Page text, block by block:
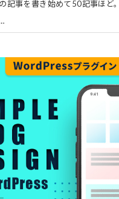
記事を書き始めて50記事ほど